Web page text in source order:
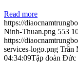
Read more
https://
Ninh-Thuan.png 553
https://
services-logo.png Trần
04:34:09Tập đoàn Đức